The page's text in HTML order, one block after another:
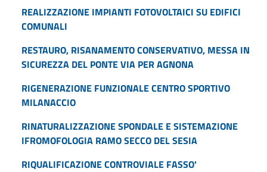
REALIZZAZIONE IMPIANTI FOTOVOLTAICI SU EDIFICI
COMUNALI
RESTAURO, RISANAMENTO CONSERVATIVO, MESSA IN
SICUREZZA DEL PONTE VIA PER AGNONA
RIGENERAZIONE FUNZIONALE CENTRO SPORTIVO
MILANACCIO
RINATURALIZZAZIONE SPONDALE E SISTEMAZIONE
IFROMOFOLOGIA RAMO SECCO DEL SESIA
RIQUALIFICAZIONE CONTROVIALE FASSO'